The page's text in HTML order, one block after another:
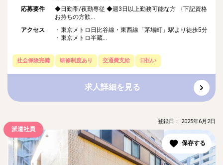
応募要件
◆日勤帯/夜勤専従 ◆週3日以上勤務可能な方 〈下記資格
お持ちの方歓...
アクセス
・東京メトロ日比谷線・東西線「茅場町」駅より徒歩5分
・東京メトロ半蔵...
社会保険完備 研修制度あり 交通費支給 日払い
求人詳細を見る
派遣社員
登録日： 2025年6月2日